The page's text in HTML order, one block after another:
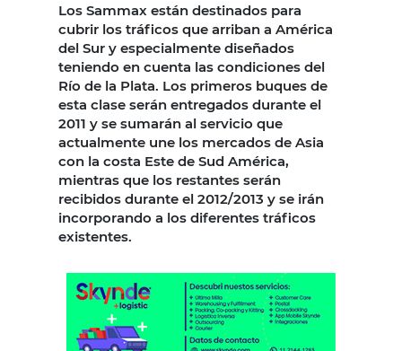
Los Sammax están destinados para
cubrir los tráficos que arriban a América
del Sur y especialmente diseñados
teniendo en cuenta las condiciones del
Río de la Plata. Los primeros buques de
esta clase serán entregados durante el
2011 y se sumarán al servicio que
actualmente une los mercados de Asia
con la costa Este de Sud América,
mientras que los restantes serán
recibidos durante el 2012/2013 y se irán
incorporando a los diferentes tráficos
existentes.